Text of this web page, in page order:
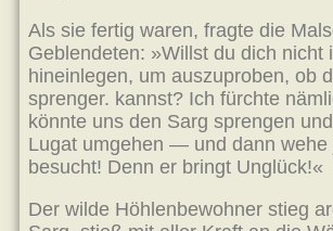
Als sie fertig waren, fragte die
Geblendeten: »Willst du dich nicht
hineinlegen, um auszuproben, ob
sprenger. kannst? Ich fürchte
könnte uns den Sarg sprengen
Lugat umgehen — und dann wehe
besucht! Denn er bringt Unglück!«
Der wilde Höhlenbewohner stieg